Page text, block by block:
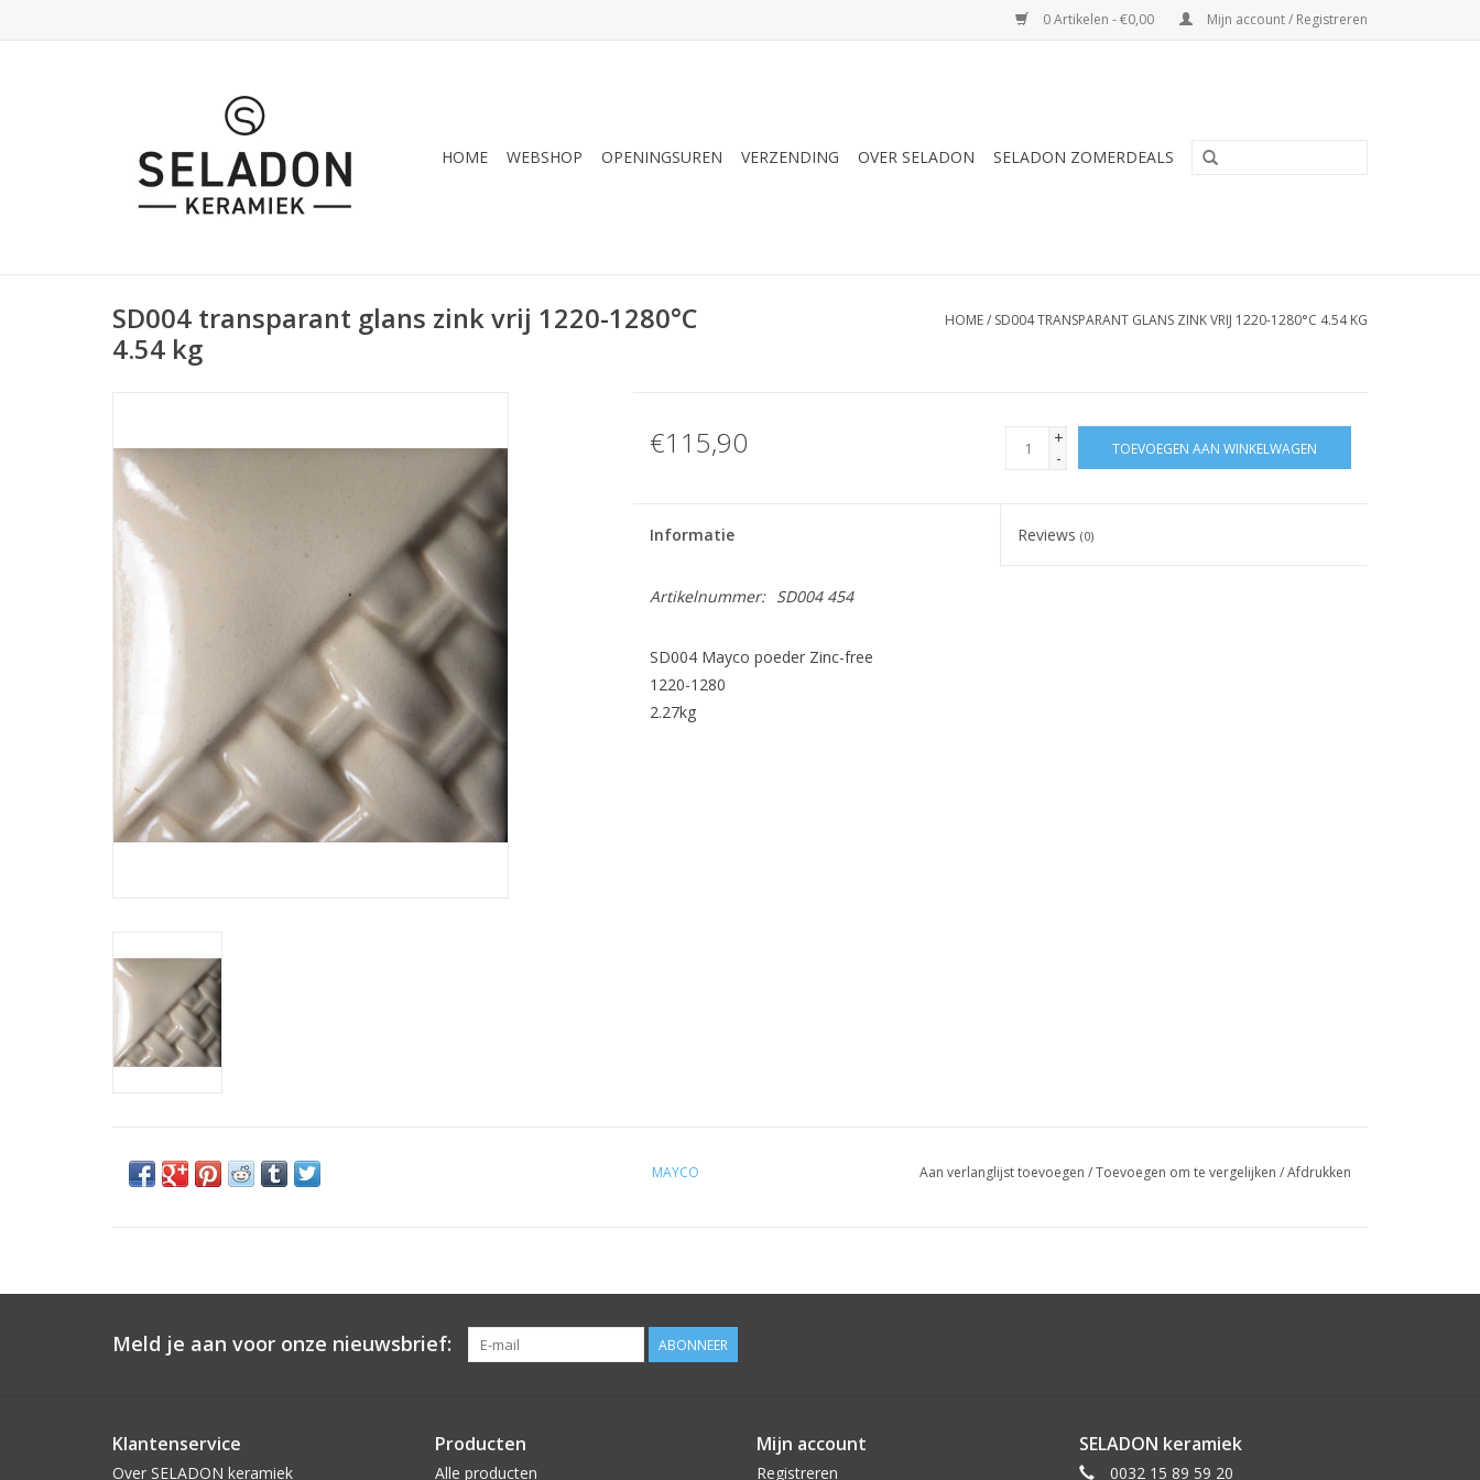
0 Artikelen - €0,00 Mijn account / Registreren
HOME WEBSHOP OPENINGSUREN VERZENDING OVER SELADON SELADON ZOMERDEALS
SD004 transparant glans zink vrij 1220-1280°C
4.54 kg
HOME/ SD004 TRANSPARANT GLANS ZINK VRIJ 1220-1280°C 4.54 KG
€115,90
+
-
TOEVOEGEN AAN WINKELWAGEN
Informatie Reviews(0)
Artikelnummer: SD004 454
SD004 Mayco poeder Zinc-free
1220-1280
2.27kg
MAYCO Aan verlanglijst toevoegen /Toevoegen om te vergelijken /Afdrukken
Meld je aan voor onze nieuwsbrief: ABONNEER
Klantenservice
Over SELADON keramiek
Producten
Alle producten
Mijn account
Registreren
SELADON keramiek
0032 15 89 59 20